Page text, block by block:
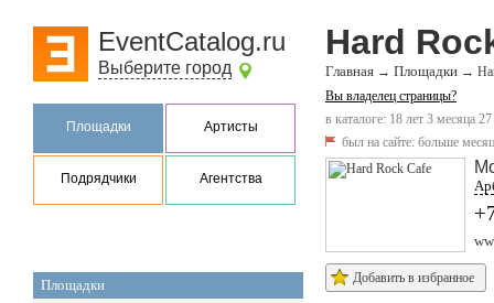
EventCatalog.ru
Выберите город
Площадки Артисты
Подрядчики Агентства
Площадки
Hard
Главная → Площадки →
Вы владелец страницы?
в каталоге: 18 лет 3 месяца
был на сайте: больше
Добавить в избранное